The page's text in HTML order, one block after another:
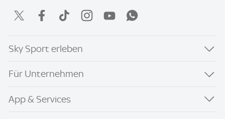
Sky Sport erleben
Für Unternehmen
App & Services